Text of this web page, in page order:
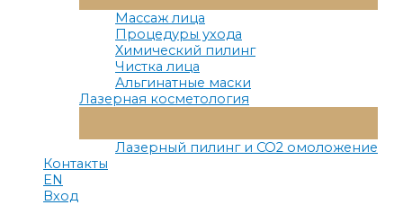
Меню
Массаж лица
Процедуры ухода
Химический пилинг
Чистка лица
Альгинатные маски
Лазерная косметология
Меню
Лазерный пилинг и СО2 омоложение
Контакты
EN
Вход